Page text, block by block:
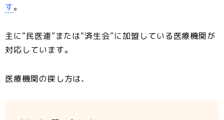
す。
主に“民医連”または“済生会”に加盟している医療機関が
対応しています。
医療機関の探し方は、